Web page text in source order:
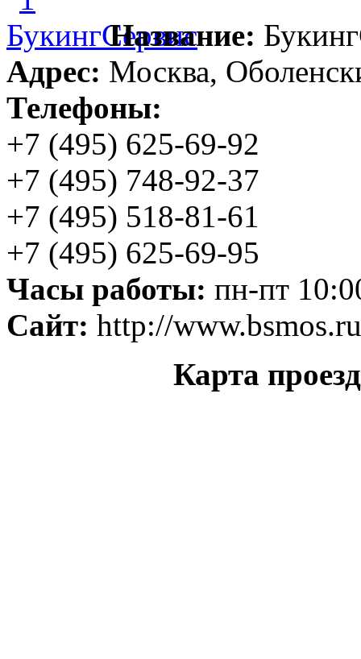
Название:
Адрес: Москва,
Телефоны:
+7 (495) 625-69-92
+7 (495) 748-92-37
+7 (495) 518-81-61
+7 (495) 625-69-95
Часы работы: пн-пт
Сайт: http://www.bsmos.ru
Карта